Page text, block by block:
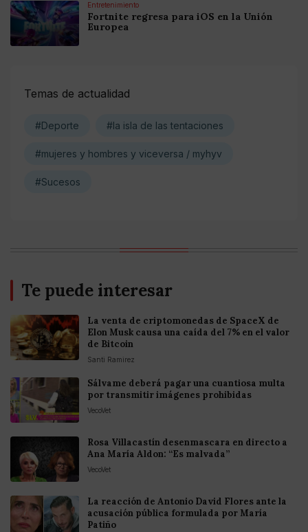
Entretenimiento
Fortnite regresa para iOS en la Unión
Europea
Temas de actualidad
#Deporte #la isla de las tentaciones
#mujeres y hombres y viceversa / myhyv
#Sucesos
Te puede interesar
La venta de criptomonedas de SpaceX de
Elon Musk causa una caída del 7% en el valor
de Bitcoin
Santi Ramirez
Sálvame deberá pagar una cuantiosa multa
por transmitir imágenes prohibidas
VecoVet
Rosa Villacastín desenmascara en directo a
Ana María Aldon: “Es malvada”
VecoVet
La reacción de Antonio David Flores ante la
acusación pública formulada por María
Patiño